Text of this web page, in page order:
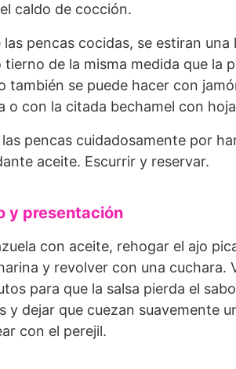
caldo de cocción.
las pencas cocidas, se estiran
tierno de la misma medida que la
también se puede hacer con
o con la citada bechamel con
las pencas cuidadosamente por
aceite. Escurrir y reservar.
y presentación
con aceite, rehogar el ajo
y revolver con una cuchara.
para que la salsa pierda el
y dejar que cuezan suavemente
con el perejil.